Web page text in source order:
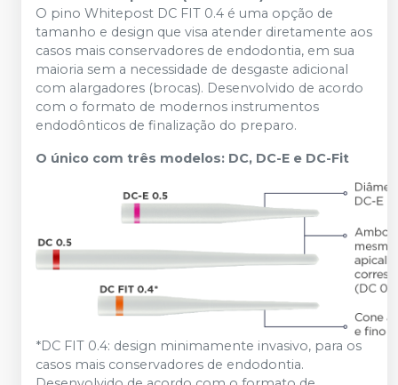
O pino Whitepost DC FIT 0.4 é uma opção de
tamanho e design que visa atender diretamente aos
casos mais conservadores de endodontia, em sua
maioria sem a necessidade de desgaste adicional
com alargadores (brocas). Desenvolvido de acordo
com o formato de modernos instrumentos
endodônticos de finalização do preparo.
O único com três modelos: DC, DC-E e DC-Fit
*DC FIT 0.4: design minimamente invasivo, para os
casos mais conservadores de endodontia.